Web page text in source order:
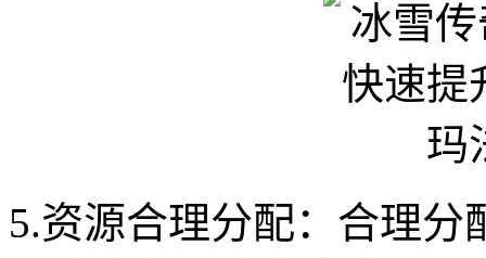
5.资源合理分配：合理